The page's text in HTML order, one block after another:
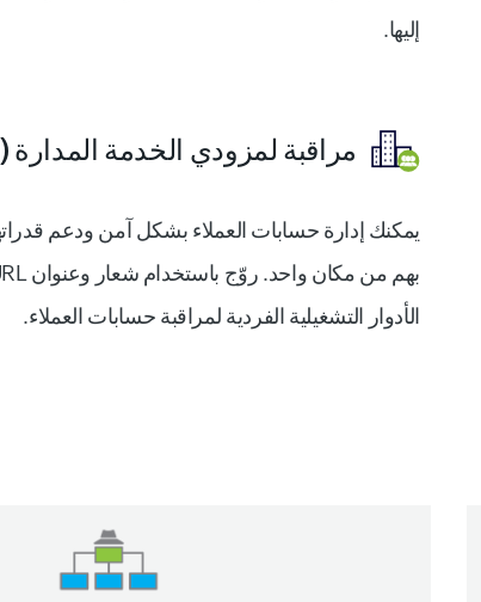
إليها.
مراقبة لمزودي الخدمة المدارة (MSPs)
يمكنك إدارة حسابات العملاء بشكل آمن ودعم
الأدوار التشغيلية الفردية لمراقبة حسابات العملاء.